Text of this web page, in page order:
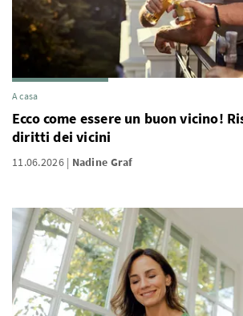
A casa
Ecco come essere un buon vicino!
diritti dei vicini
11.06.2026 Nadine Graf